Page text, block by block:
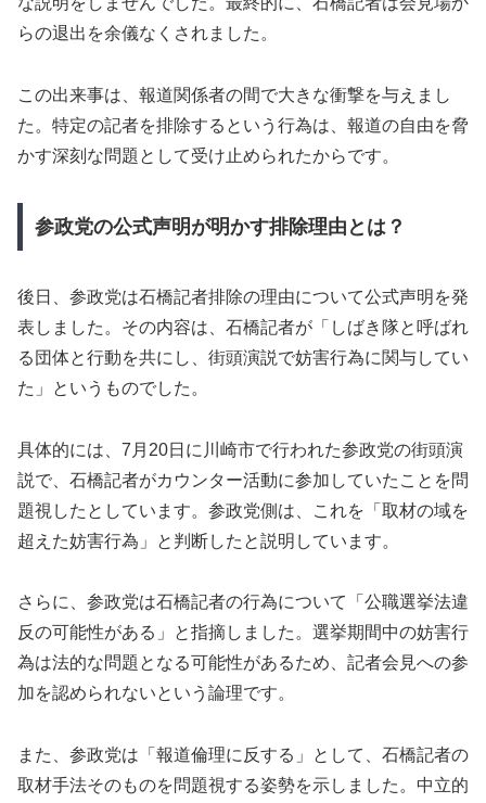
らの退出を余儀なくされました。
この出来事は、報道関係者の間で大きな衝撃を与えまし
た。特定の記者を排除するという行為は、報道の自由を脅
かす深刻な問題として受け止められたからです。
参政党の公式声明が明かす排除理由とは？
後日、参政党は石橋記者排除の理由について公式声明を発
表しました。その内容は、石橋記者が「しばき隊と呼ばれ
る団体と行動を共にし、街頭演説で妨害行為に関与してい
た」というものでした。
具体的には、7月20日に川崎市で行われた参政党の街頭演
説で、石橋記者がカウンター活動に参加していたことを問
題視したとしています。参政党側は、これを「取材の域を
超えた妨害行為」と判断したと説明しています。
さらに、参政党は石橋記者の行為について「公職選挙法違
反の可能性がある」と指摘しました。選挙期間中の妨害行
為は法的な問題となる可能性があるため、記者会見への参
加を認められないという論理です。
また、参政党は「報道倫理に反する」として、石橋記者の
取材手法そのものを問題視する姿勢を示しました。中立的